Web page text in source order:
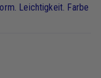
Leichtigkeit. Farbe